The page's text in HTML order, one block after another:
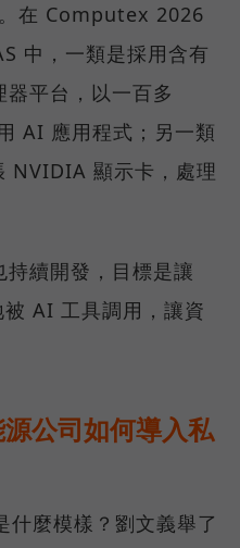
在 Computex 2026
中，一類是採用含有
平台，以一百多
AI 應用程式；另一類
NVIDIA 顯示卡，處理
續開發，目標是讓
AI 工具調用，讓資
公司如何導入私
麼模樣？劉文義舉了